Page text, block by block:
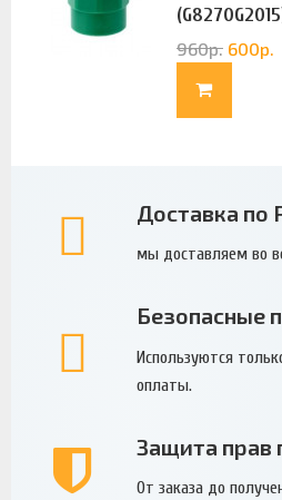
960р. 600р.
Доставка по
мы доставляем во
Безопасные
Используются
оплаты.
Защита прав
От заказа до